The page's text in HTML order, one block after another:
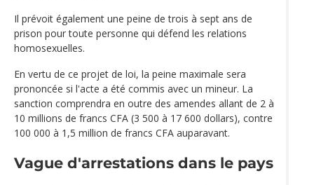
Il prévoit également une peine de trois à sept ans de
prison pour toute personne qui défend les relations
homosexuelles.
En vertu de ce projet de loi, la peine maximale sera
prononcée si l'acte a été commis avec un mineur. La
sanction comprendra en outre des amendes allant de 2 à
10 millions de francs CFA (3 500 à 17 600 dollars), contre
100 000 à 1,5 million de francs CFA auparavant.
Vague d'arrestations dans le pays